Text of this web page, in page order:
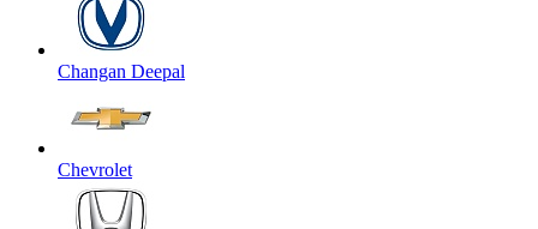
Changan Deepal
Chevrolet